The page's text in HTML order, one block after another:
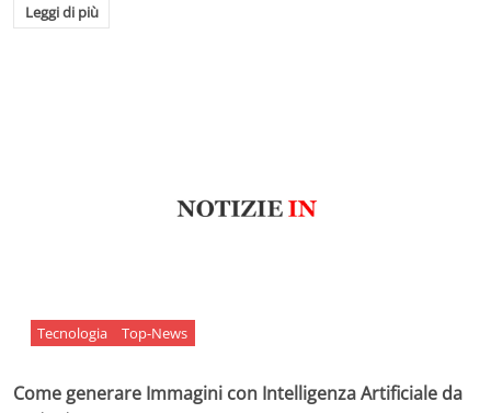
Leggi di più
Tecnologia Top-News
Come generare Immagini con Intelligenza Artificiale da